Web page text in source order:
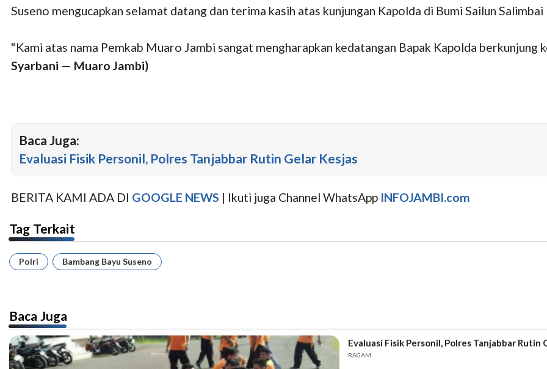
Suseno mengucapkan selamat datang dan terima kasih atas kunjungan Kapolda di Bumi Sailun Salimbai
"Kami atas nama Pemkab Muaro Jambi sangat mengharapkan kedatangan Bapak Kapolda berkunjung
Syarbani — Muaro Jambi)
Baca Juga:
Evaluasi Fisik Personil, Polres Tanjabbar Rutin Gelar Kesjas
BERITA KAMI ADA DI GOOGLE NEWS | Ikuti juga Channel WhatsApp INFOJAMBI.com
Tag Terkait
Polri Bambang Bayu Suseno
Baca Juga
Evaluasi Fisik Personil, Polres Tanjabbar Rutin
RAGAM